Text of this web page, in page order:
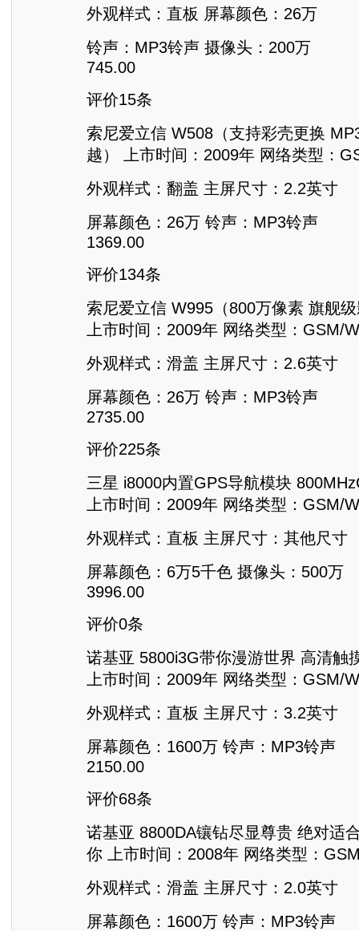
外观样式：直板 屏幕颜色：26万
铃声：MP3铃声 摄像头：200万
745.00
评价15条
索尼爱立信 W508（支持彩壳更换
越） 上市时间：2009年 网络类型：
外观样式：翻盖 主屏尺寸：2.2英寸
屏幕颜色：26万 铃声：MP3铃声
1369.00
评价134条
索尼爱立信 W995（800万像素 旗舰
上市时间：2009年 网络类型：GSM/
外观样式：滑盖 主屏尺寸：2.6英寸
屏幕颜色：26万 铃声：MP3铃声
2735.00
评价225条
三星 i8000内置GPS导航模块
上市时间：2009年 网络类型：GSM/
外观样式：直板 主屏尺寸：其他尺寸
屏幕颜色：6万5千色 摄像头：500万
3996.00
评价0条
诺基亚 5800i3G带你漫游世界 高清触
上市时间：2009年 网络类型：GSM/
外观样式：直板 主屏尺寸：3.2英寸
屏幕颜色：1600万 铃声：MP3铃声
2150.00
评价68条
诺基亚 8800DA镶钻尽显尊贵 绝对适
你 上市时间：2008年 网络类型：
外观样式：滑盖 主屏尺寸：2.0英寸
屏幕颜色：1600万 铃声：MP3铃声